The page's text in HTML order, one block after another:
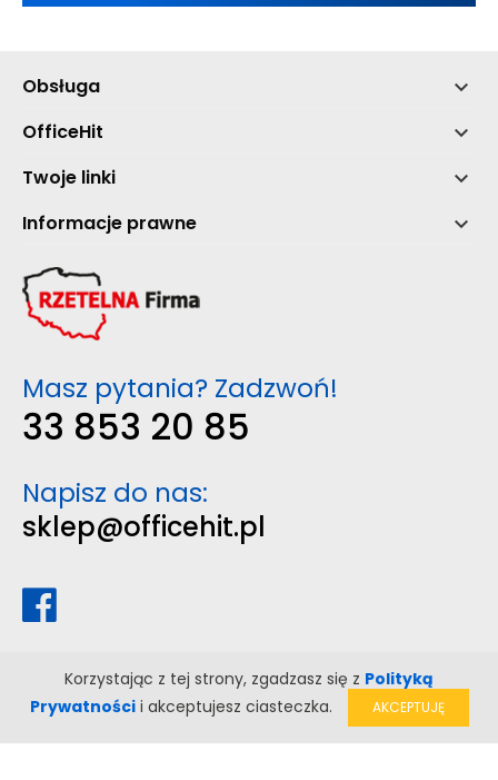
Obsługa 
OfficeHit 
Twoje linki 
Informacje prawne 
Masz pytania? Zadzwoń!
33 853 20 85
Napisz do nas:
sklep@officehit.pl
Korzystając z tej strony, zgadzasz się z Polityką
Prywatnościi akceptujesz ciasteczka. AKCEPTUJĘ